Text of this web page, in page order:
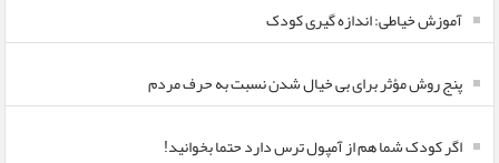
آموزش خیاطی: اندازه گیری کودک
پنج روش مؤثر برای بی خیال شدن نسبت به حرف مردم
اگر کودک شما هم از آمپول ترس دارد حتما بخوانید!